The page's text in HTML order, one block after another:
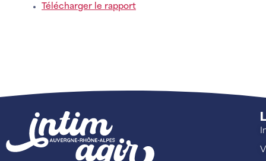
Télécharger le rapport